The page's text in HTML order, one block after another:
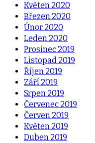
Květen 2020
Březen 2020
Únor 2020
Leden 2020
Prosinec 2019
Listopad 2019
Říjen 2019
Září 2019
Srpen 2019
Červenec 2019
Červen 2019
Květen 2019
Duben 2019